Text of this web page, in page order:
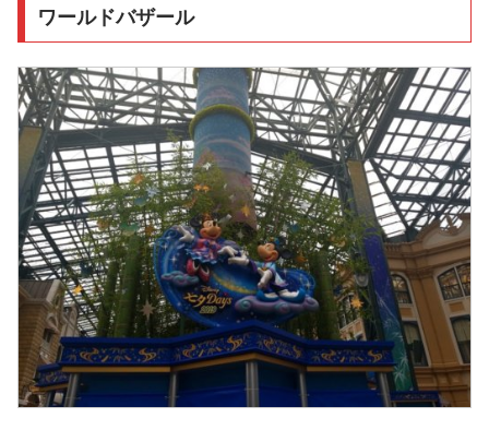
ワールドバザール